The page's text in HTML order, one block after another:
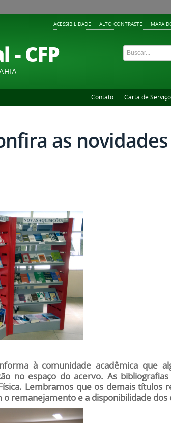
ACESSIBILIDADE ALTO CONTRASTE MAPA
CFP
Contato Carta de
as
à comunidade acadêmica que
no espaço do acervo. As
Lembramos que os demais títulos
remanejamento e a disponibilidade dos